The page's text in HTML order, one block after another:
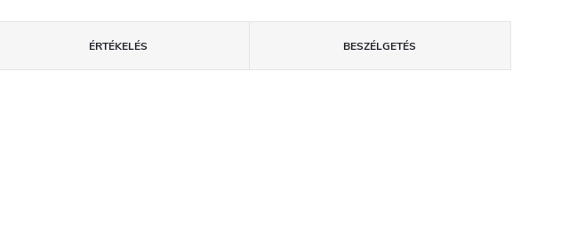
ÉRTÉKELÉS BESZÉLGETÉS